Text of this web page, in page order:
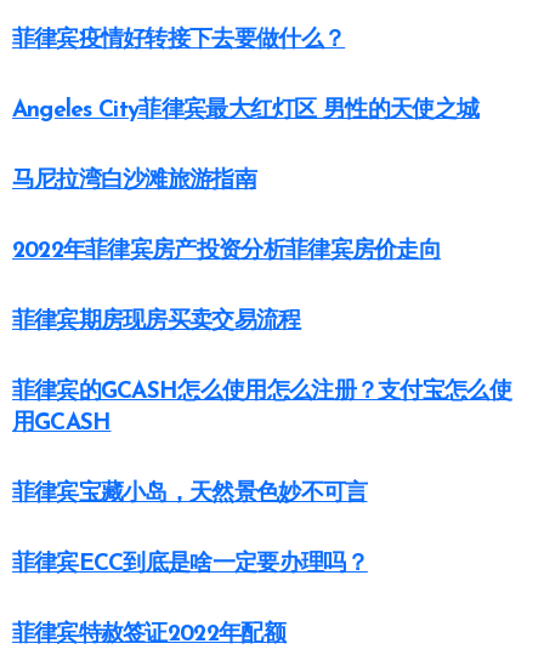
菲律宾疫情好转接下去要做什么？
Angeles City菲律宾最大红灯区 男性的天使之城
马尼拉湾白沙滩旅游指南
2022年菲律宾房产投资分析菲律宾房价走向
菲律宾期房现房买卖交易流程
菲律宾的GCASH怎么使用怎么注册？支付宝怎么使
用GCASH
菲律宾宝藏小岛，天然景色妙不可言
菲律宾ECC到底是啥一定要办理吗？
菲律宾特赦签证2022年配额